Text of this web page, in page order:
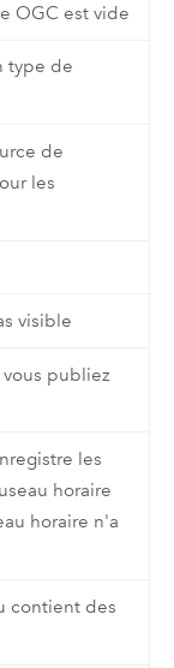
OGC est vide
type de
de
les
visible
publiez
les
horaire
horaire n'a
contient des